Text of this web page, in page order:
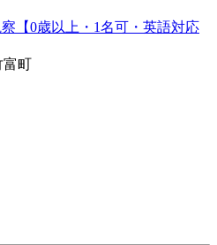
【0歳以上・1名可・英語対応
富町